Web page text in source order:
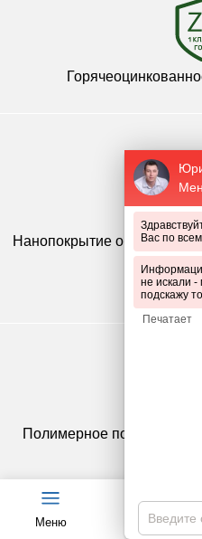
Меню Каталог
Нанопокрытие
слоя
Полимерное покрытие
Вас по
не искали
подскажу